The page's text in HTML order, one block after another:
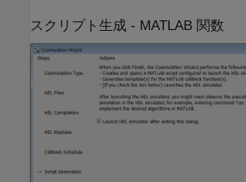
スクリプト生成 - MATLAB 関数